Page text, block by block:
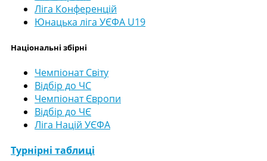
Ліга Конференцій
Юнацька ліга УЄФА U19
Національні збірні
Чемпіонат Світу
Відбір до ЧС
Чемпіонат Європи
Відбір до ЧЄ
Ліга Націй УЄФА
Турнірні таблиці